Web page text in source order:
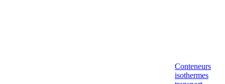
Conteneurs
isothermes